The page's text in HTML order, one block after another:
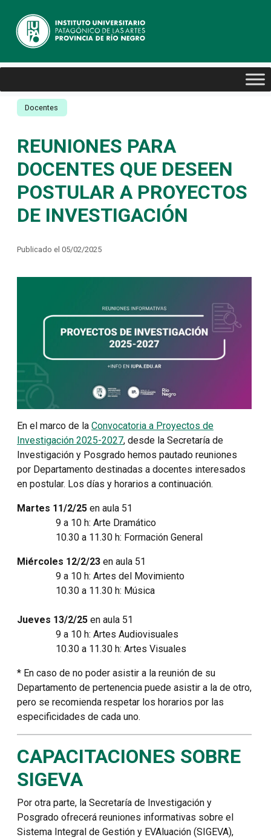
Docentes
REUNIONES PARA
DOCENTES QUE DESEEN
POSTULAR A PROYECTOS
DE INVESTIGACIÓN
Publicado el 05/02/2025
En el marco de la Convocatoria a Proyectos de
Investigación 2025-2027, desde la Secretaría de
Investigación y Posgrado hemos pautado reuniones
por Departamento destinadas a docentes interesados
en postular. Los días y horarios a continuación.
Martes 11/2/25 en aula 51
9 a 10 h: Arte Dramático
10.30 a 11.30 h: Formación General
Miércoles 12/2/23 en aula 51
9 a 10 h: Artes del Movimiento
10.30 a 11.30 h: Música
Jueves 13/2/25 en aula 51
9 a 10 h: Artes Audiovisuales
10.30 a 11.30 h: Artes Visuales
* En caso de no poder asistir a la reunión de su
Departamento de pertenencia puede asistir a la de otro,
pero se recomienda respetar los horarios por las
especificidades de cada uno.
CAPACITACIONES SOBRE
SIGEVA
Por otra parte, la Secretaría de Investigación y
Posgrado ofrecerá reuniones informativas sobre el
Sistema Integral de Gestión y EVAluación (SIGEVA),